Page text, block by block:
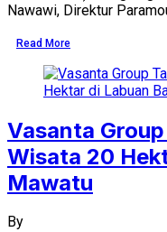
Nawawi, Direktur
Read More
Vasanta
Wisata 20
Mawatu
By